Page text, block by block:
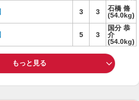
3 3
石橋 脩
(54.0kg)
5 3
国分 恭
介
(54.0kg)
もっと見る